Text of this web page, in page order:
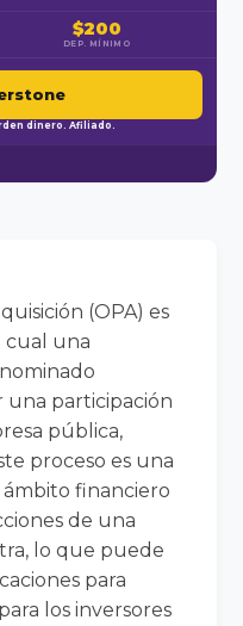
$200
DEP. MÍNIMO
dinero. Afiliado.
(OPA) es
cual una
una participación
pública,
proceso es una
financiero
de una
lo que puede
para
los inversores